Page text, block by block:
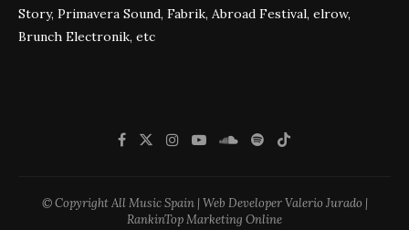
Story, Primavera Sound, Fabrik, Abroad Festival, elrow,
Brunch Electronik, etc
© Copyright All Music Spain | Web Developer Valerio Jurado |
RankinTop Marketing Online